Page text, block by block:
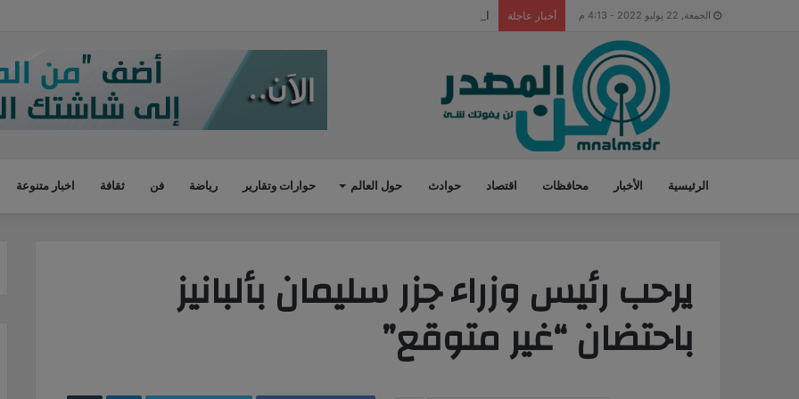
الجمعة, 22 يوليو 2022 - 4:13 م أخبار عاجلة المطرب الأمريكى الشهير جون ليجند وأسرته يزورون الأهرامات.. صور
الرئيسية الأخبار محافظات اقتصاد حوادث حول العالم حوارات وتقارير رياضة فن ثقافة اخبار متنوعة
يرحب رئيس وزراء جزر سليمان بألبانيز
باحتضان “غير متوقع”
LinkedIn
‏Tumblr